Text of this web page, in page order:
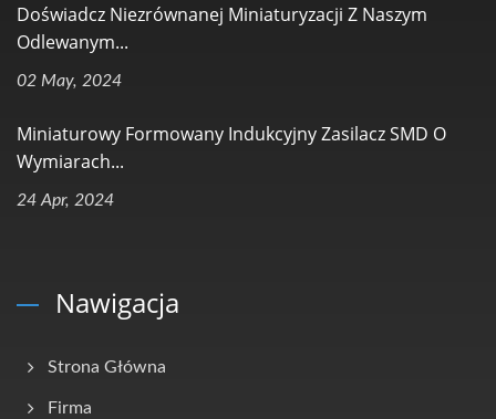
Doświadcz Niezrównanej Miniaturyzacji Z Naszym
Odlewanym...
02 May, 2024
Miniaturowy Formowany Indukcyjny Zasilacz SMD O
Wymiarach...
24 Apr, 2024
Nawigacja
Strona Główna
Firma